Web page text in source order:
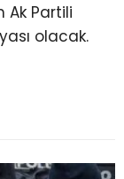
Ak Partili
olacak.